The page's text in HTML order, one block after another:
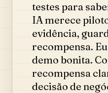
testes para
IA merece
evidência,
recompensa.
demo bonita.
recompensa
decisão de